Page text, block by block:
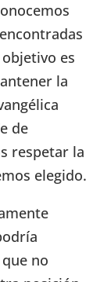
es
la
de
respetar la
elegido.
no